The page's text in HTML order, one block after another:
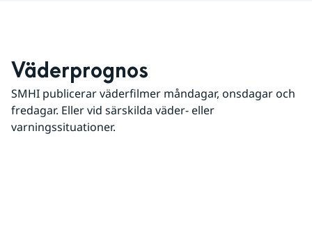
Väderprognos
SMHI publicerar väderfilmer måndagar, onsdagar och
fredagar. Eller vid särskilda väder- eller
varningssituationer.